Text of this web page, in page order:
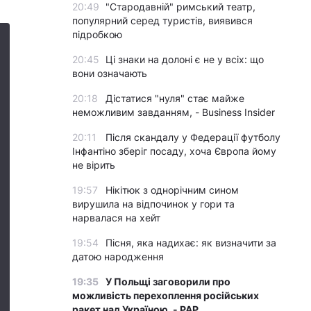
20:49
"Стародавній" римський театр,
популярний серед туристів, виявився
підробкою
20:45
Ці знаки на долоні є не у всіх: що
вони означають
20:18
Дістатися "нуля" стає майже
неможливим завданням, - Business Insider
20:11
Після скандалу у Федерації футболу
Інфантіно зберіг посаду, хоча Європа йому
не вірить
19:57
Нікітюк з однорічним сином
вирушила на відпочинок у гори та
нарвалася на хейт
19:54
Пісня, яка надихає: як визначити за
датою народження
19:35 У Польщі заговорили про
можливість перехоплення російських